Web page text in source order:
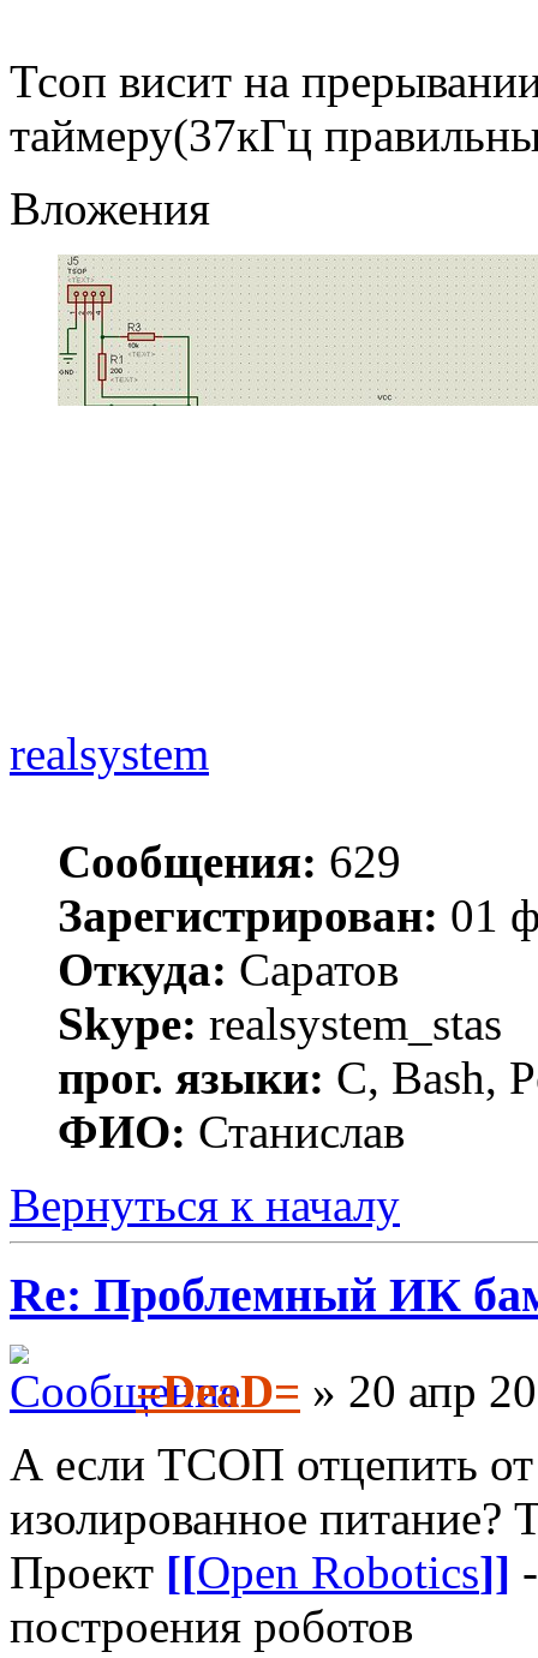
Тсоп висит на
таймеру(37кГц
Вложения
realsystem
Сообщения: 629
Зарегистрирован: 01
Откуда: Саратов
Skype: realsystem_stas
прог. языки: C, Bash,
ФИО: Станислав
Вернуться к началу
Re: Проблемный ИК
=DeaD= » 20 апр
А если ТСОП отцепить
изолированное питание?
Проект [[Open Robotics]]
построения роботов